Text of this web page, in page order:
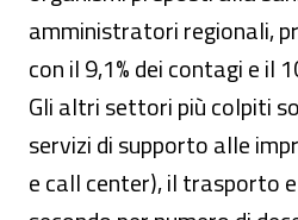
amministratori regionali,
con il 9,1% dei contagi e il
Gli altri settori più colpiti
servizi di supporto alle
e call center), il trasporto